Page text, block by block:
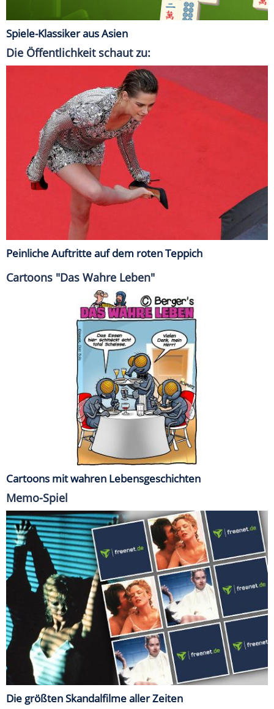
Spiele-Klassiker aus Asien
Die Öffentlichkeit schaut zu:
Peinliche Auftritte auf dem roten Teppich
Cartoons "Das Wahre Leben"
Cartoons mit wahren Lebensgeschichten
Memo-Spiel
Die größten Skandalfilme aller Zeiten